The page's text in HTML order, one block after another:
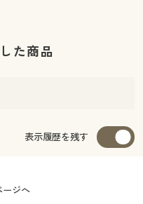
た商品
表示履歴を残す
ージへ